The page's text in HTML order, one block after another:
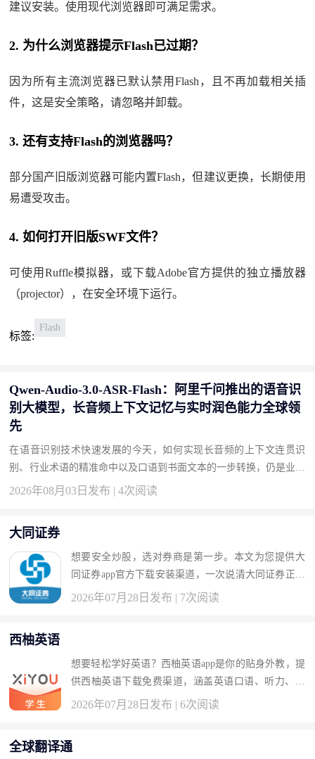
建议安装。使用现代浏览器即可满足需求。
2. 为什么浏览器提示Flash已过期？
因为所有主流浏览器已默认禁用Flash，且不再加载相关插
件，这是安全策略，请忽略并卸载。
3. 还有支持Flash的浏览器吗？
部分国产旧版浏览器可能内置Flash，但建议更换，长期使用
易遭受攻击。
4. 如何打开旧版SWF文件？
可使用Ruffle模拟器，或下载Adobe官方提供的独立播放器
（projector），在安全环境下运行。
标签:
Flash
Qwen-Audio-3.0-ASR-Flash：阿里千问推出的语音识
别大模型，长音频上下文记忆与实时润色能力全球领
先
在语音识别技术快速发展的今天，如何实现长音频的上下文连贯识
别、行业术语的精准命中以及口语到书面文本的一步转换，仍是业界
面临的核心挑战。2026年7月31日，阿里千问团队正式推出Qwen-Aud
2026年08月03日发布 | 4次阅读
大同证券
想要安全炒股，选对券商是第一步。本文为您提供大
同证券app官方下载安装渠道，一次说清大同证券正规
吗安全吗、大同证券怎么样可靠吗，以及大同证券客
2026年07月28日发布 | 7次阅读
西柚英语
想要轻松学好英语？西柚英语app是你的贴身外教，提
供西柚英语下载免费渠道，涵盖英语口语、听力、单
词、语法一站式学习方案，帮你解决“西柚英语怎么
2026年07月28日发布 | 6次阅读
全球翻译通